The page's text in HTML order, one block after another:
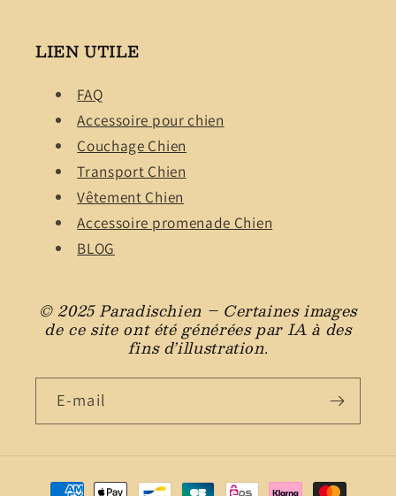
LIEN UTILE
FAQ
Accessoire pour chien
Couchage Chien
Transport Chien
Vêtement Chien
Accessoire promenade Chien
BLOG
© 2025 Paradischien – Certaines images
de ce site ont été générées par IA à des
fins d’illustration.
E-mail
Moyens